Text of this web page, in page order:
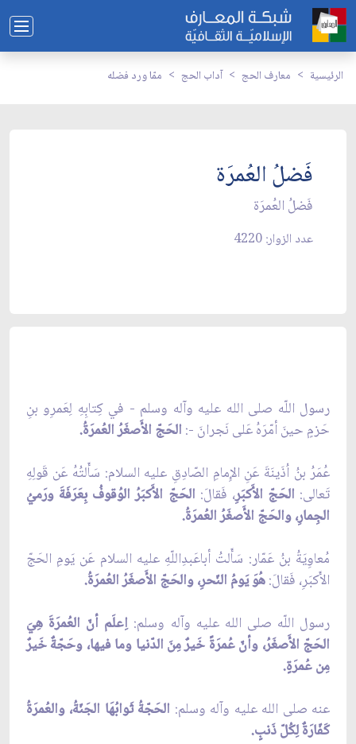
الرئيسية معارف الحج آداب الحج ممّا ورد فضله
فَضلُ العُمرَة
فَضلُ العُمرَة
عدد الزوار: 4220
رسول اللّه صلى الله عليه وآله وسلم - في كِتابِهِ لِعَمرِو بنِ
حَزمٍ حينَ أمّرَهُ عَلى نَجرانَ -: الحَجّ الأَصغَرُ العُمرَةُ.
عُمَرُ بنُ اُذَينَةَ عَنِ الإِمامِ الصّادِقِ عليه السلام: سَأَلتُهُ عَن قَولِهِ
تَعالى: الحَجّ الأَكبَرِ، فَقالَ: الحَجّ الأَكبَرُ الوُقوفُ بِعَرَفَةَ ورَميُ
الجِمارِ، والحَجّ الأَصغَرُ العُمرَةُ.
مُعاوِيَةُ بنُ عَمّار: سَأَلتُ أباعَبدِاللّهِ عليه السلام عَن يَومِ الحَجّ
الأَكبَرِ، فَقالَ:هُوَ يَومُ النّحرِ، والحَجّ الأَصغَرُ العُمرَةُ.
رسول اللّه صلى الله عليه وآله وسلم: اِعلَم أنّ العُمرَةَ هِيَ
الحَجّ الأَصغَرُ، وأنّ عُمرَةً خَيرٌ مِنَ الدّنيا وما فيها، وحَجّةٌ خَيرٌ
مِن عُمرَةٍ.
عنه صلى الله عليه وآله وسلم: الحَجّةُ ثَوابُهَا الجَنّةُ، والعُمرَةُ
كَفّارَةٌ لِكُلّ ذَنبٍ.